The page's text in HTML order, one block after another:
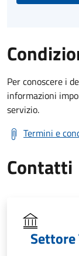
Per conoscere i
informazioni
servizio.
Termini e
Contatti
Settore